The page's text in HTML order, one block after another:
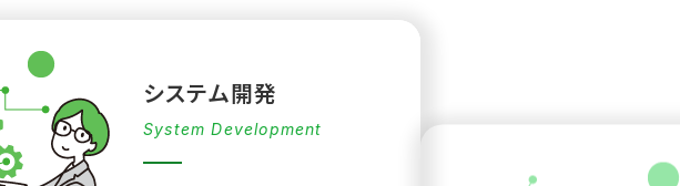
システム開発
System Development